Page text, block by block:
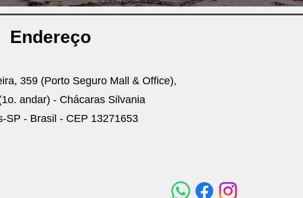
Endereço
359 (Porto Seguro Mall & Office),
andar) - Chácaras Silvania
SP - Brasil - CEP 13271653